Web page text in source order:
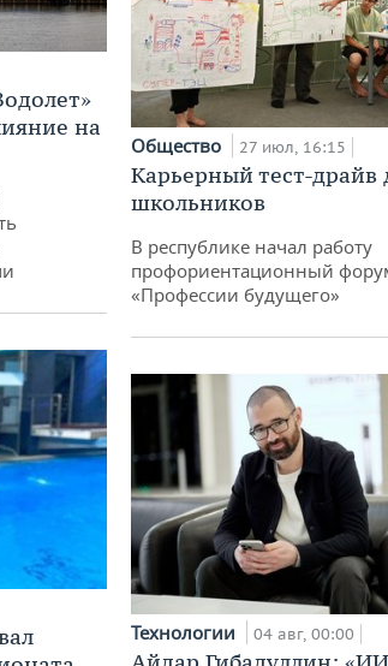
на
Общество 27 июл, 16:15
Карьерный тест-драйв
школьников
В республике начал работу
профориентационный
«Профессии будущего»
Технологии 04 авг, 00:00